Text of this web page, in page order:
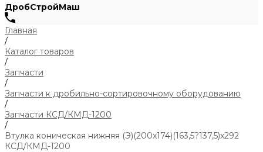
ДробСтройМаш
Главная
/
Каталог товаров
/
Запчасти
/
Запчасти к дробильно-сортировочному оборудованию
/
Запчасти КСД/КМД-1200
/
Втулка коническая нижняя (Э)(200х174)(163,5?137,5)х292
КСД/КМД-1200